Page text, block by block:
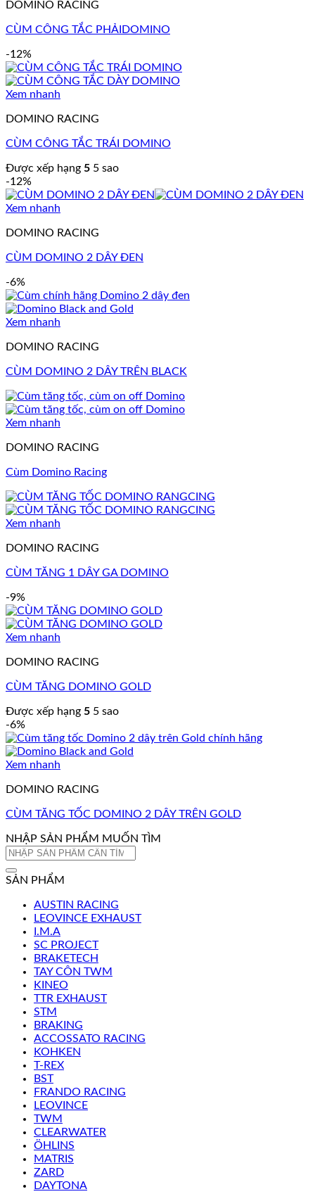
DOMINO RACING
CÙM CÔNG TẮC PHẢIDOMINO
-12%
Xem nhanh
DOMINO RACING
CÙM CÔNG TẮC TRÁI DOMINO
Được xếp hạng 5 5 sao
-12%
Xem nhanh
DOMINO RACING
CÙM DOMINO 2 DÂY ĐEN
-6%
Xem nhanh
DOMINO RACING
CÙM DOMINO 2 DÂY TRÊN BLACK
Xem nhanh
DOMINO RACING
Cùm Domino Racing
Xem nhanh
DOMINO RACING
CÙM TĂNG 1 DÂY GA DOMINO
-9%
Xem nhanh
DOMINO RACING
CÙM TĂNG DOMINO GOLD
Được xếp hạng 5 5 sao
-6%
Xem nhanh
DOMINO RACING
CÙM TĂNG TỐC DOMINO 2 DÂY TRÊN GOLD
NHẬP SẢN PHẨM MUỐN TÌM
Tìm
SẢN PHẨM
AUSTIN RACING
LEOVINCE EXHAUST
I.M.A
SC PROJECT
BRAKETECH
TAY CÔN TWM
KINEO
TTR EXHAUST
STM
BRAKING
ACCOSSATO RACING
KOHKEN
T-REX
BST
FRANDO RACING
LEOVINCE
TWM
CLEARWATER
ÖHLINS
MATRIS
ZARD
DAYTONA